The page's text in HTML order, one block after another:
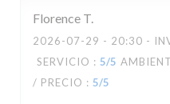
Florence T
2026-07-29 - 20:30 -
SERVICIO : 5/5
/ PRECIO : 5/5